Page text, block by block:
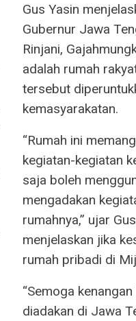
Gus Yasin
Gubernur Jawa
Rinjani,
adalah rumah
tersebut
kemasyarakatan.
“Rumah ini
kegiatan-kegiatan
saja boleh
mengadakan
rumahnya,” ujar
menjelaskan jika
rumah pribadi di
“Semoga
diadakan di Jawa